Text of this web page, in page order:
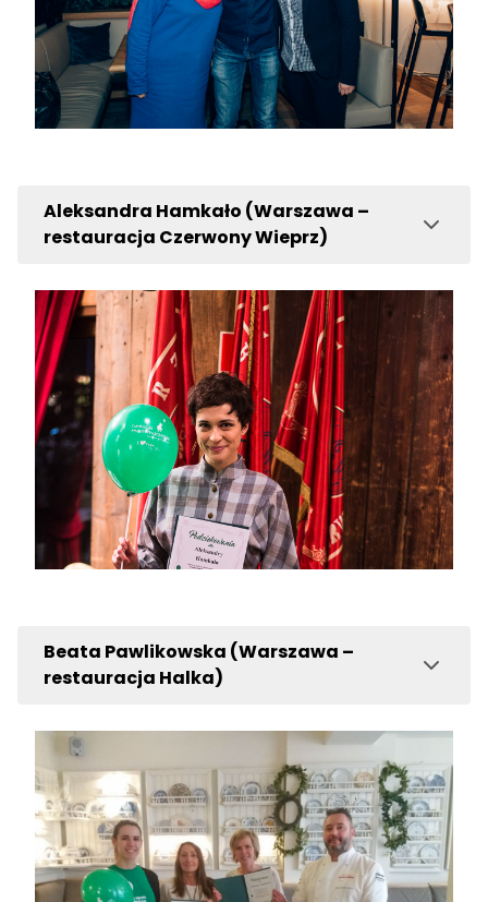
Aleksandra Hamkało (Warszawa –
restauracja Czerwony Wieprz)
Beata Pawlikowska (Warszawa –
restauracja Halka)